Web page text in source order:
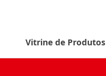
Vitrine de Produtos